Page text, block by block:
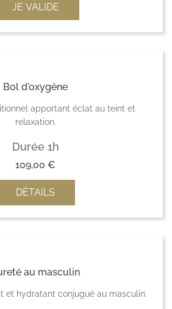
JE VALIDE
Bol d'oxygène
apportant éclat au teint et
relaxation.
Durée 1h
109,00 €
DÉTAILS
au masculin
et hydratant conjugué au masculin.